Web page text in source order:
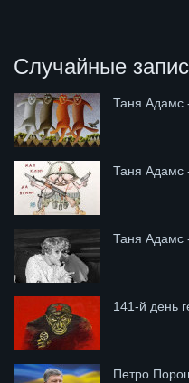
Случайные
Таня Адамс
Таня Адамс
Таня Адамс
141-й день
Петро